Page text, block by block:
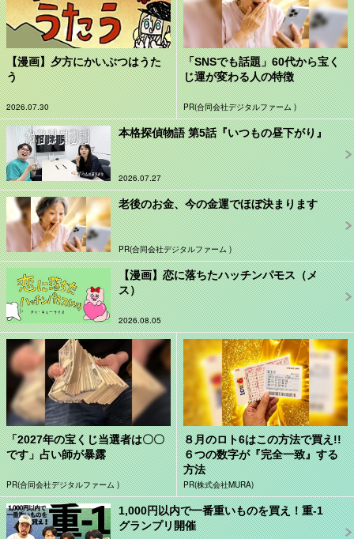
【漫画】夕方にかいぶつはうた
う
2026.07.30
「SNSでも話題」60代から宝く
じ運が変わる人の特徴
PR(合同会社デジタルファーム )
本格探偵物語 第5話『いつもの昼下がり』
2026.07.27
老後のお金、今の金運でほぼ決まります
PR(合同会社デジタルファーム )
【漫画】恋に落ちたハッチンパモス（メ
ス）
2026.08.05
「2027年の宝くじ当選者は〇〇
です」占い師が暴露
PR(合同会社デジタルファーム )
８月のロト6はこの方法で買え!!
６つの数字が『完全一致』する
方法
PR(株式会社MURA)
1,000円以内で一番重いものを買え！重-1
グランプリ開催